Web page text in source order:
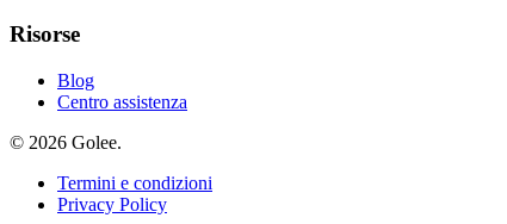
Risorse
Blog
Centro assistenza
© 2026 Golee.
Termini e condizioni
Privacy Policy